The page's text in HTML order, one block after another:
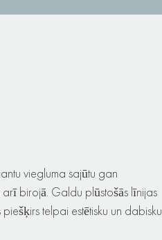
viegluma sajūtu gan
birojā. Galdu plūstošās līnijas
telpai estētisku un dabisku